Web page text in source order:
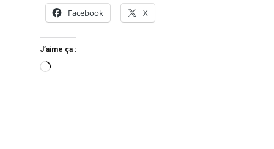
Facebook X
J’aime ça :